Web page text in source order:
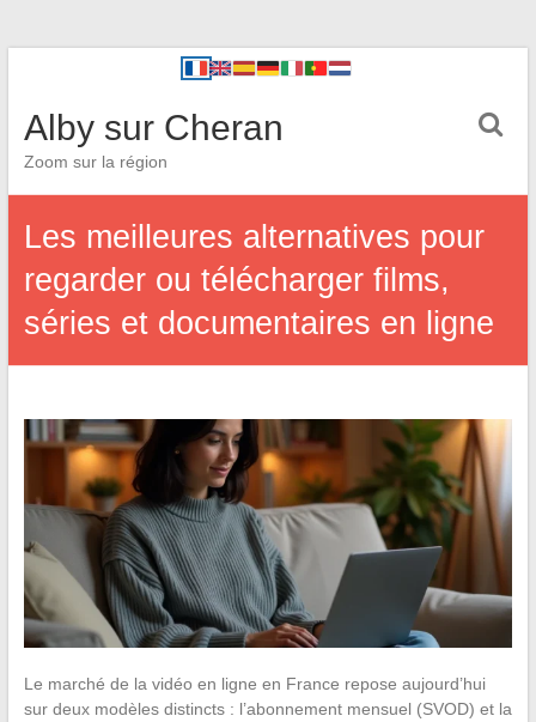
Alby sur Cheran
Zoom sur la région
Les meilleures alternatives pour
regarder ou télécharger films,
séries et documentaires en ligne
Le marché de la vidéo en ligne en France repose aujourd’hui
sur deux modèles distincts : l’abonnement mensuel (SVOD) et la